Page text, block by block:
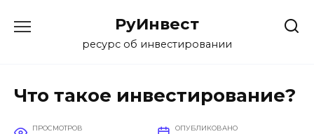
РуИнвест
ресурс об инвестировании
Что такое инвестирование?
ПРОСМОТРОВ ОПУБЛИКОВАНО